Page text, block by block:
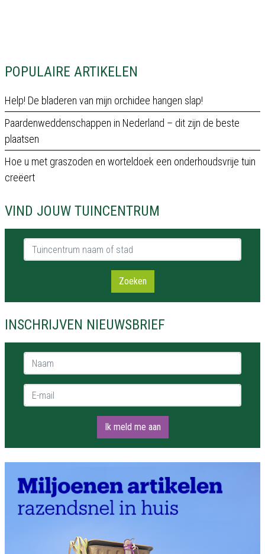
POPULAIRE ARTIKELEN
Help! De bladeren van mijn orchidee hangen slap!
Paardenweddenschappen in Nederland – dit zijn de beste
plaatsen
Hoe u met graszoden en worteldoek een onderhoudsvrije tuin
creëert
VIND JOUW TUINCENTRUM
Tuincentrum naam of stad
Zoeken
INSCHRIJVEN NIEUWSBRIEF
Naam *
E-mail *
Ik meld me aan